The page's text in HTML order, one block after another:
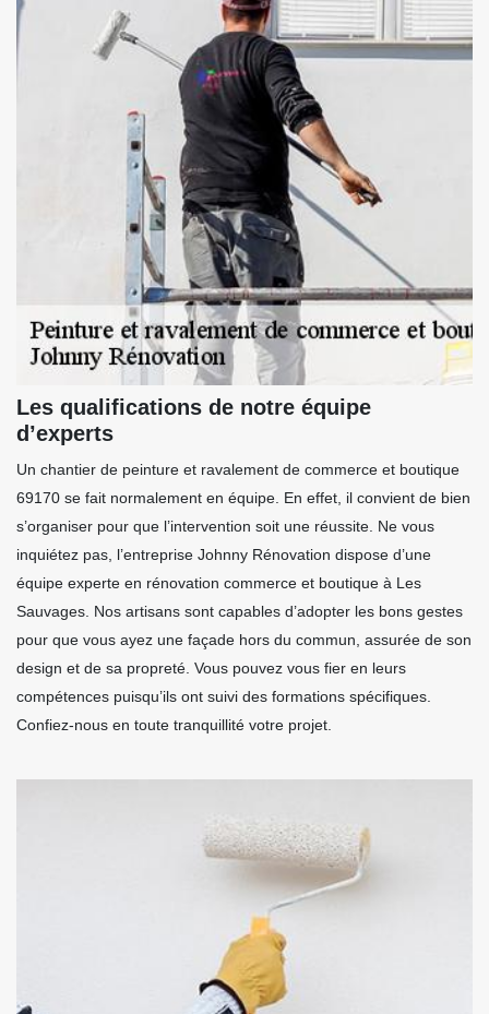
Les qualifications de notre équipe
d’experts
Un chantier de peinture et ravalement de commerce et boutique
69170 se fait normalement en équipe. En effet, il convient de bien
s’organiser pour que l’intervention soit une réussite. Ne vous
inquiétez pas, l’entreprise Johnny Rénovation dispose d’une
équipe experte en rénovation commerce et boutique à Les
Sauvages. Nos artisans sont capables d’adopter les bons gestes
pour que vous ayez une façade hors du commun, assurée de son
design et de sa propreté. Vous pouvez vous fier en leurs
compétences puisqu’ils ont suivi des formations spécifiques.
Confiez-nous en toute tranquillité votre projet.